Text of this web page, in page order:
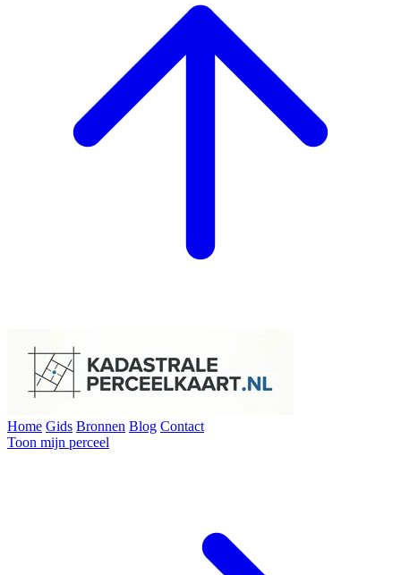
Home Gids Bronnen Blog Contact
Toon mijn perceel